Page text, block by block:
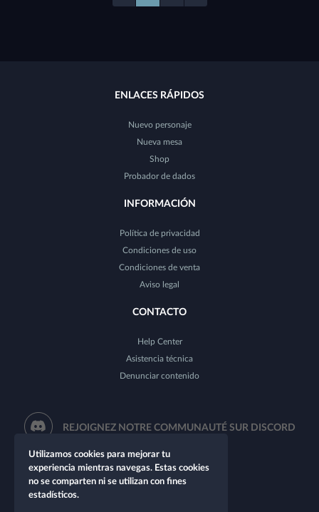
ENLACES RÁPIDOS
Nuevo personaje
Nueva mesa
Shop
Probador de dados
INFORMACIÓN
Política de privacidad
Condiciones de uso
Condiciones de venta
Aviso legal
CONTACTO
Help Center
Asistencia técnica
Denunciar contenido
REJOIGNEZ NOTRE COMMUNAUTÉ SUR DISCORD
Utilizamos cookies para mejorar tu
experiencia mientras navegas. Estas cookies
no se comparten ni se utilizan con fines
estadísticos.